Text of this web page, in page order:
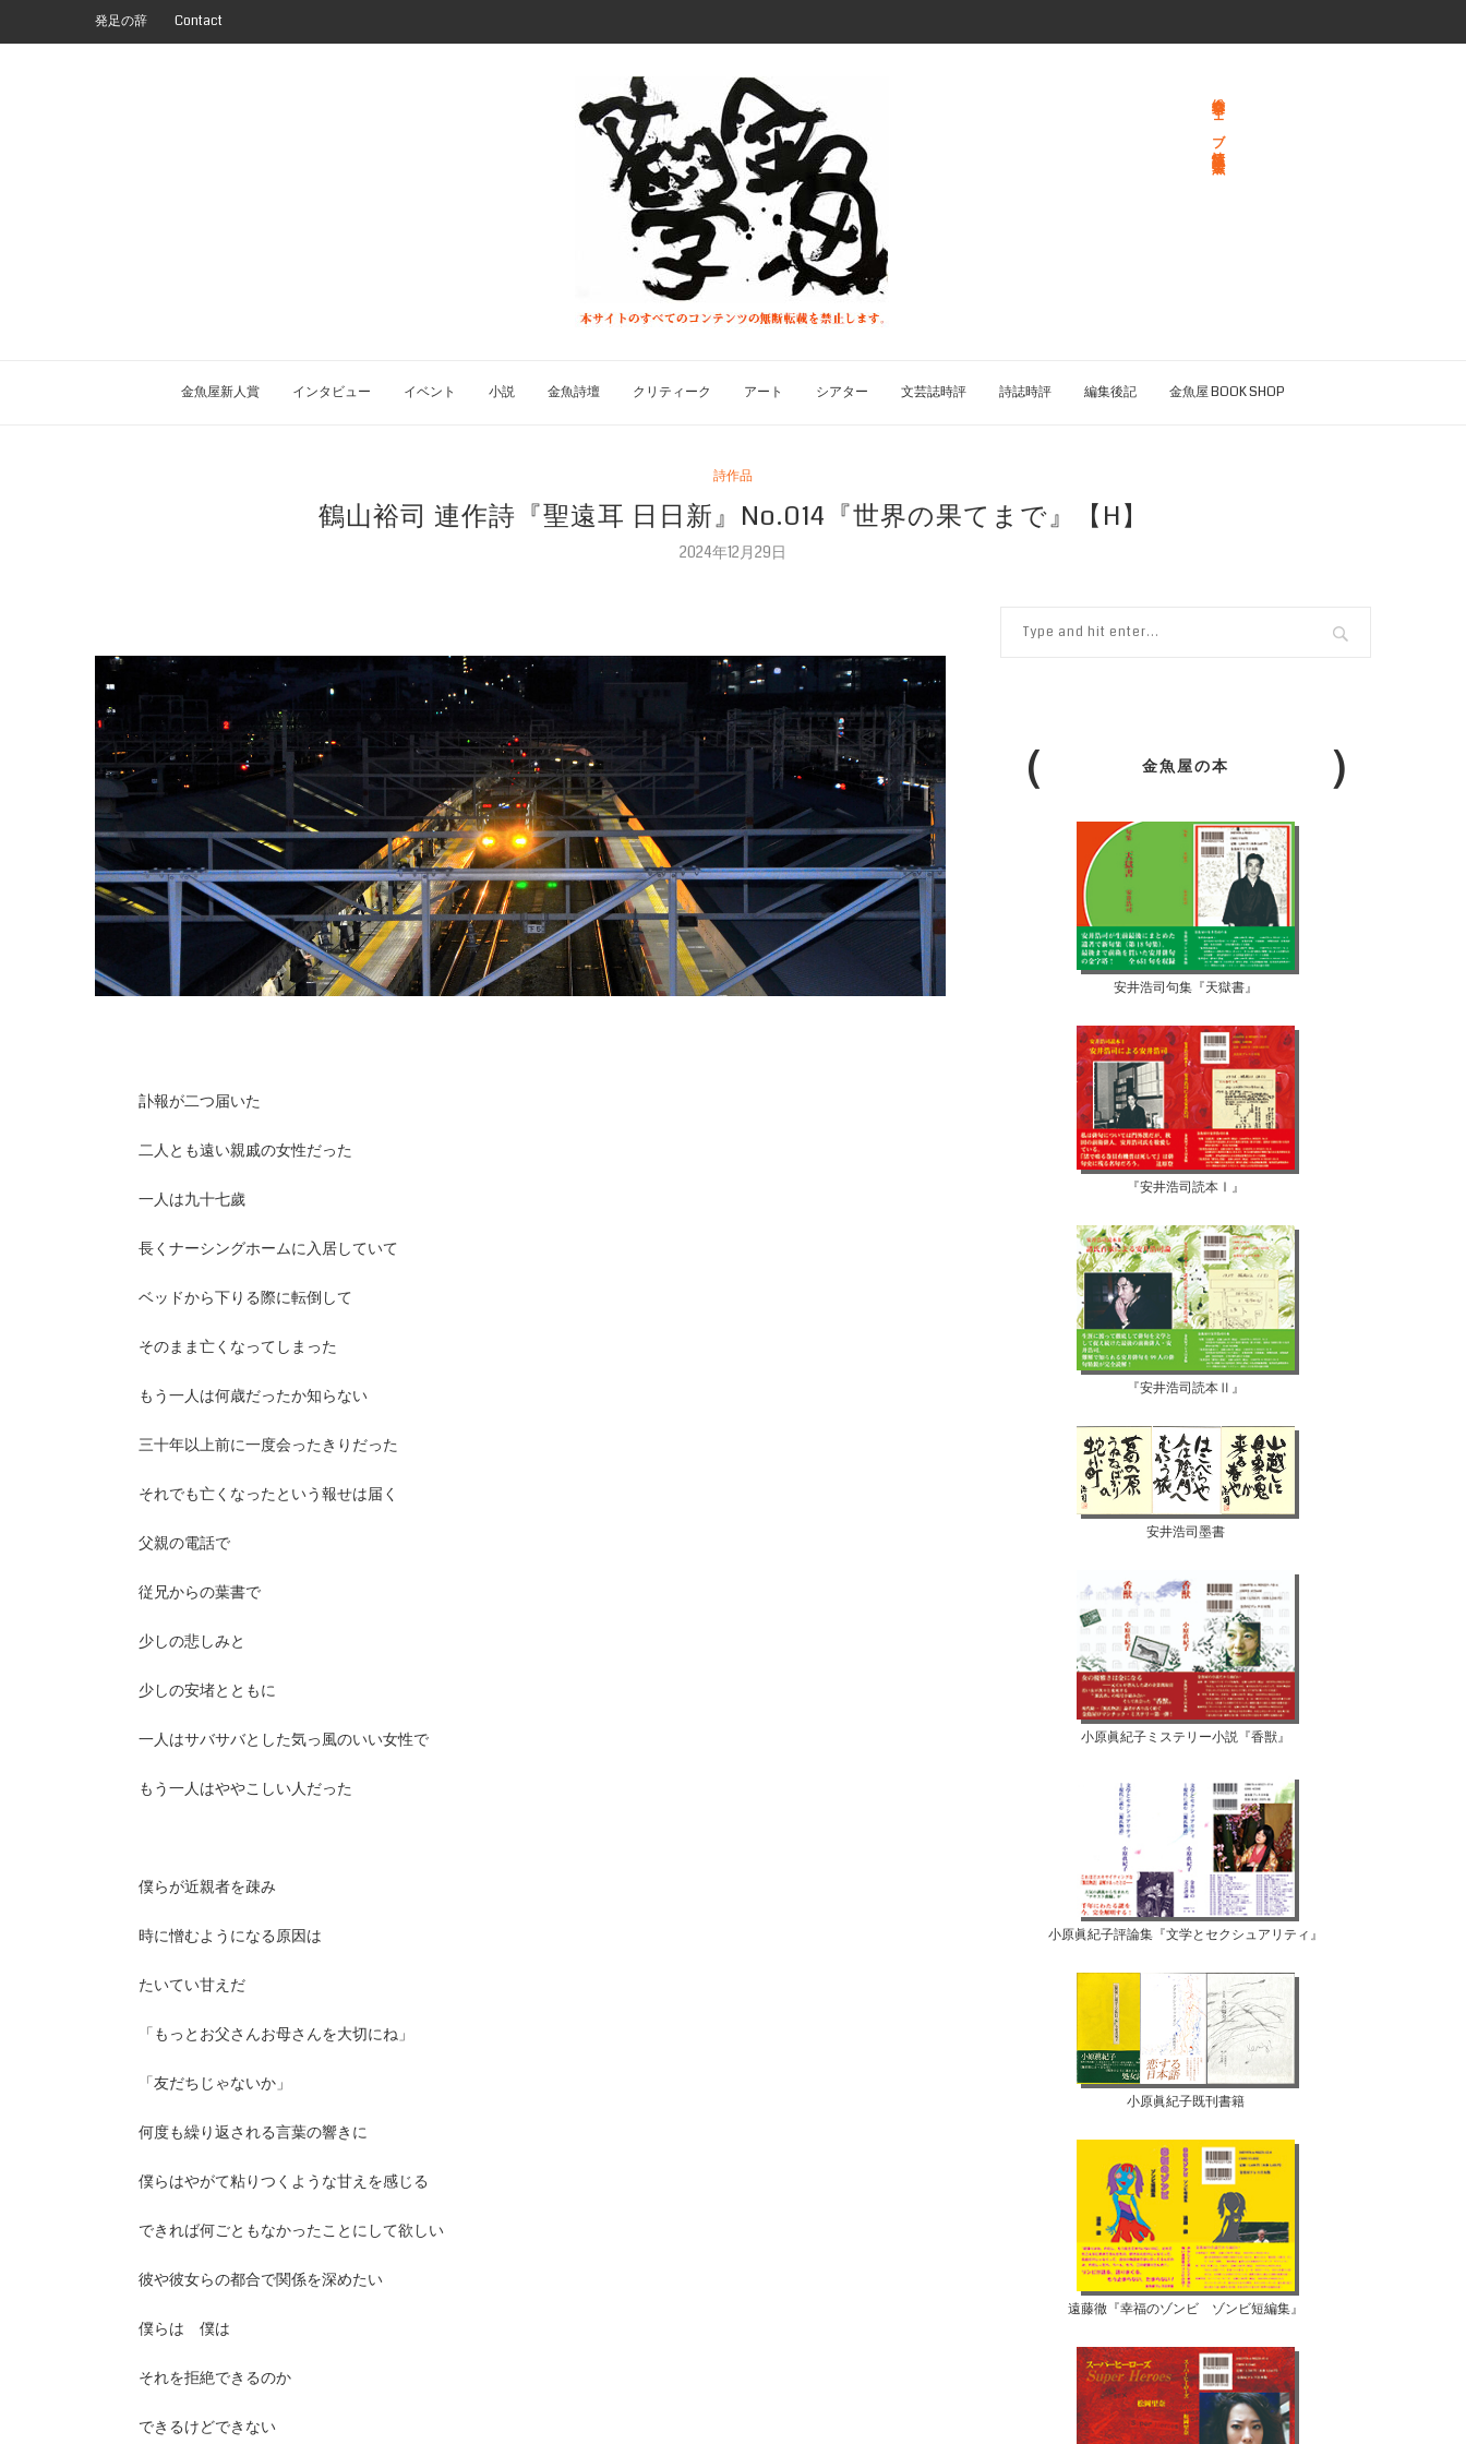
発足の辞 Contact
総合文学ウェブ情報誌 文学金魚
金魚屋新人賞 インタビュー イベント 小説 金魚詩壇 クリティーク アート シアター 文芸誌時評 詩誌時評 編集後記 金魚屋 BOOK SHOP
詩作品
鶴山裕司 連作詩『聖遠耳 日日新』No.014『世界の果てまで』【H】
2024年12月29日
訃報が二つ届いた
二人とも遠い親戚の女性だった
一人は九十七歲
長くナーシングホームに入居していて
ベッドから下りる際に転倒して
そのまま亡くなってしまった
もう一人は何歳だったか知らない
三十年以上前に一度会ったきりだった
それでも亡くなったという報せは届く
父親の電話で
従兄からの葉書で
少しの悲しみと
少しの安堵とともに
一人はサバサバとした気っ風のいい女性で
もう一人はややこしい人だった
僕らが近親者を疎み
時に憎むようになる原因は
たいてい甘えだ
「もっとお父さんお母さんを大切にね」
「友だちじゃないか」
何度も繰り返される言葉の響きに
僕らはやがて粘りつくような甘えを感じる
できれば何ごともなかったことにして欲しい
彼や彼女らの都合で関係を深めたい
僕らは 僕は
それを拒絶できるのか
できるけどできない
金魚屋の本
安井浩司句集『天獄書』
『安井浩司読本Ⅰ』
『安井浩司読本Ⅱ』
安井浩司墨書
小原眞紀子ミステリー小説『香獣』
小原眞紀子評論集『文学とセクシュアリティ』
小原眞紀子既刊書籍
遠藤徹『幸福のゾンビ ゾンビ短編集』